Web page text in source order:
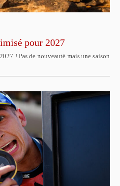
pour 2027
! Pas de nouveauté mais une saison